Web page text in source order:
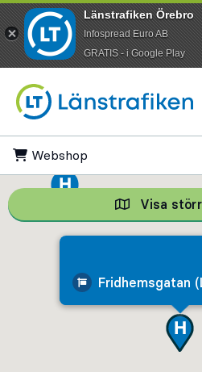
Webshop
Fridhemsgatan
Visa
Länstrafiken Örebro
Infospread Euro AB
​GRATIS - i Google Play